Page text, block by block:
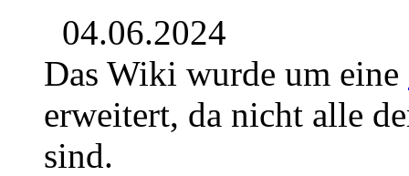
04.06.2024
Das Wiki wurde um eine
erweitert, da nicht alle
sind.